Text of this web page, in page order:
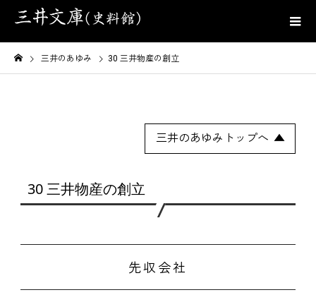
三井のあゆみ 30 三井物産の創立
三井のあゆみトップへ
30 三井物産の創立
先収会社